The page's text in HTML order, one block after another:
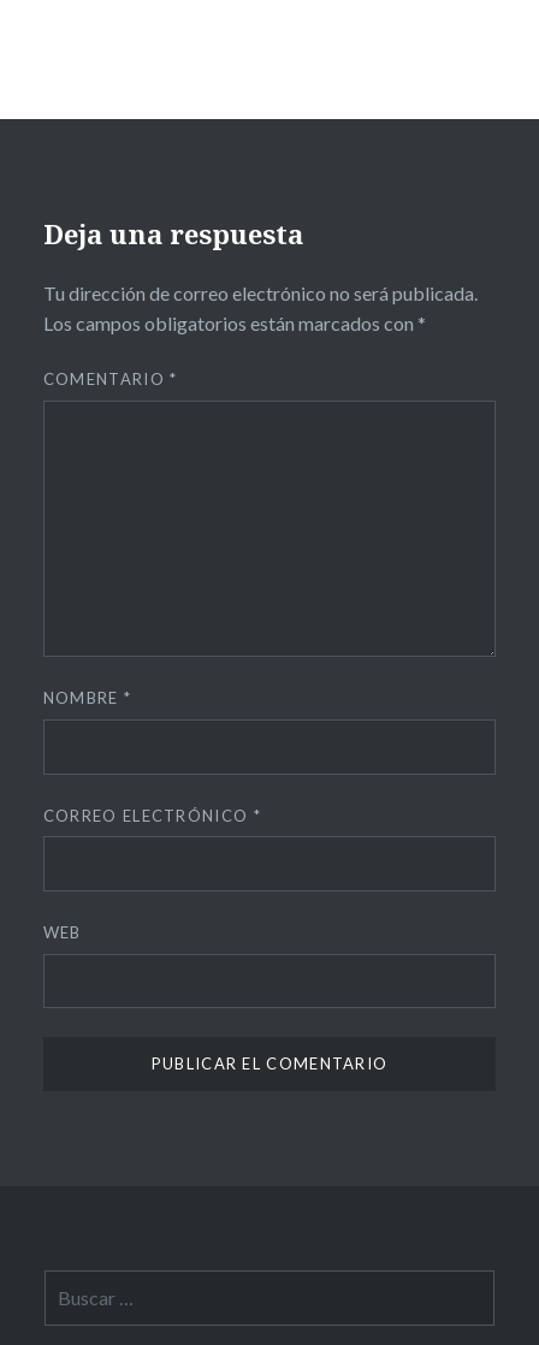
Deja una respuesta
Tu dirección de correo electrónico no será publicada.
Los campos obligatorios están marcados con *
COMENTARIO*
NOMBRE *
CORREO ELECTRÓNICO *
WEB